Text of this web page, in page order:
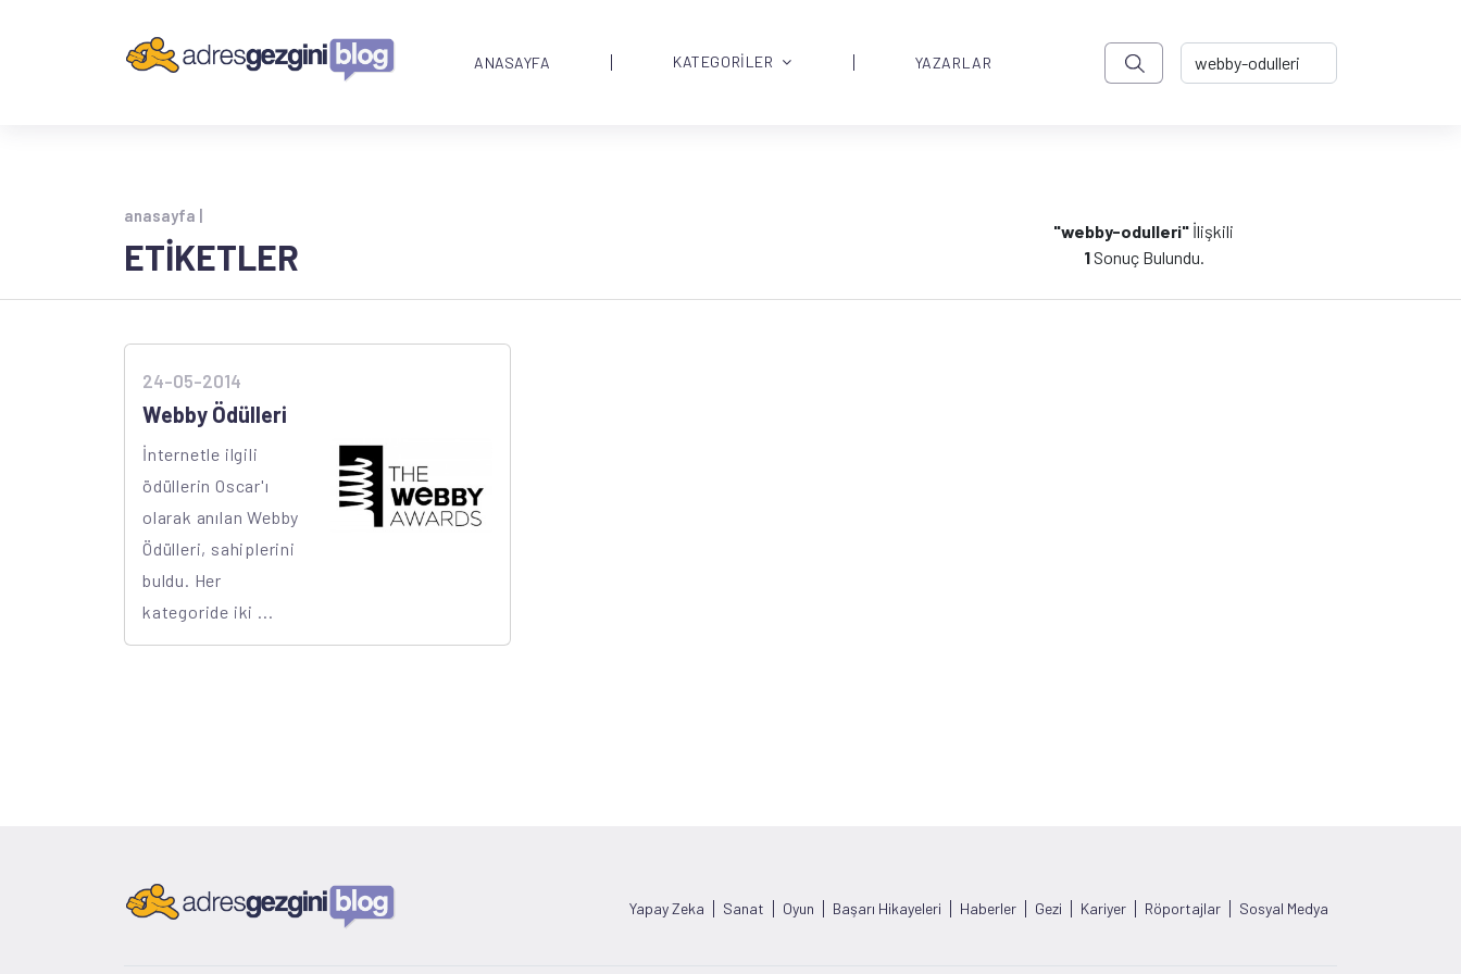
ANASAYFA KATEGORİLER YAZARLAR
anasayfa |
ETİKETLER
"webby-odulleri" İlişkili
1Sonuç Bulundu.
24-05-2014
Webby Ödülleri
İnternetle ilgili
ödüllerin Oscar'ı
olarak anılan Webby
Ödülleri, sahiplerini
buldu. Her
kategoride iki ...
Yapay Zeka Sanat Oyun Başarı Hikayeleri Haberler Gezi Kariyer Röportajlar Sosyal Medya